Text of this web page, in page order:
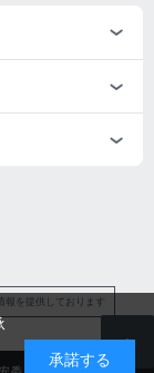
を提供しております
承諾する